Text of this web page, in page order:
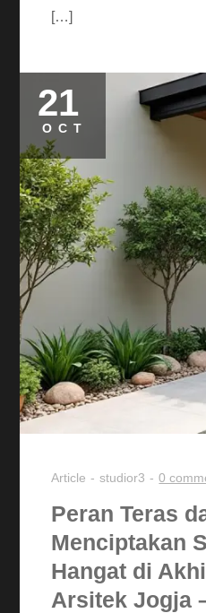
[…]
21
OCT
Article studior3 0
Peran Teras
Menciptakan
Hangat di
Arsitek Jogja